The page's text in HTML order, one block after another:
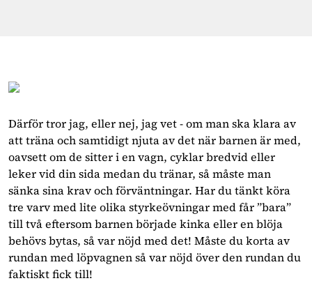
Därför tror jag, eller nej, jag vet - om man ska klara av
att träna och samtidigt njuta av det när barnen är med,
oavsett om de sitter i en vagn, cyklar bredvid eller
leker vid din sida medan du tränar, så måste man
sänka sina krav och förväntningar. Har du tänkt köra
tre varv med lite olika styrkeövningar med får ”bara”
till två eftersom barnen började kinka eller en blöja
behövs bytas, så var nöjd med det! Måste du korta av
rundan med löpvagnen så var nöjd över den rundan du
faktiskt fick till!